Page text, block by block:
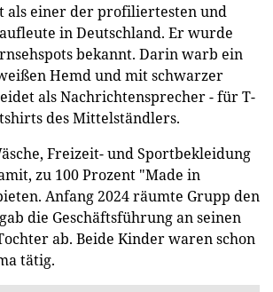
als einer der profiliertesten und
in Deutschland. Er wurde
bekannt. Darin warb ein
Hemd und mit schwarzer
als Nachrichtensprecher - für T-
des Mittelständlers.
Freizeit- und Sportbekleidung
zu 100 Prozent "Made in
Anfang 2024 räumte Grupp den
die Geschäftsführung an seinen
ab. Beide Kinder waren schon
tätig.